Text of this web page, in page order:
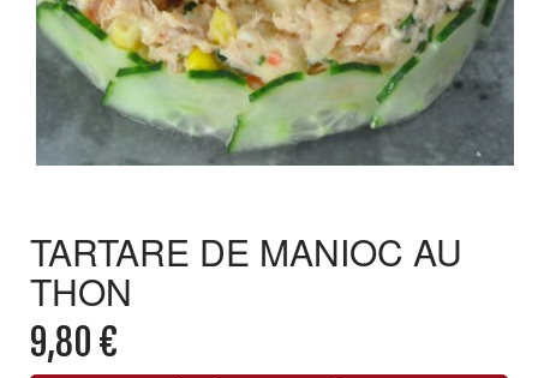
TARTARE DE MANIOC AU
THON
9,80 €